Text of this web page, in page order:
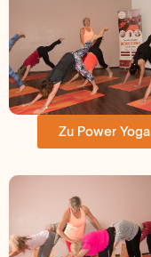
Zu Power Yoga